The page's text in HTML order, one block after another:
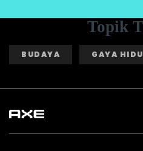
Topik
BUDAYA GAYA